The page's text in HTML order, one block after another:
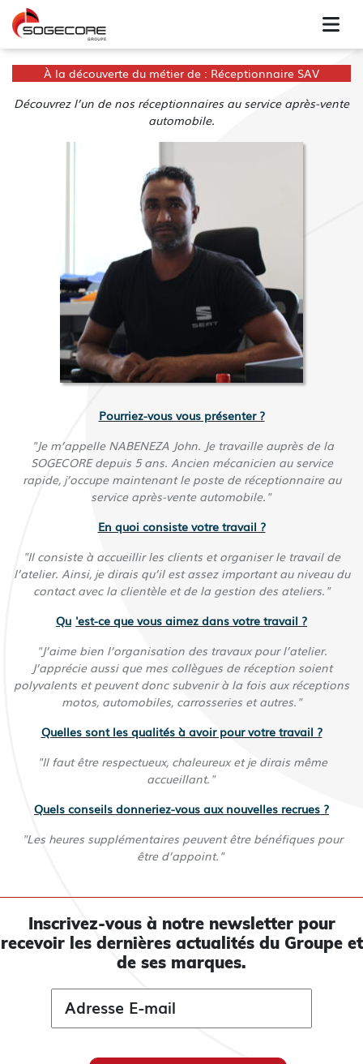
À la découverte du métier de : Réceptionnaire SAV
Découvrez l’un de nos réceptionnaires au service après-vente
automobile.
Pourriez-vous vous présenter ?
"Je m’appelle NABENEZA John. Je travaille auprès de la
SOGECORE depuis 5 ans. Ancien mécanicien au service
rapide, j’occupe maintenant le poste de réceptionnaire au
service après-vente automobile."
En quoi consiste votre travail ?
"Il consiste à accueillir les clients et organiser le travail de
l’atelier. Ainsi, je dirais qu’il est assez important au niveau du
contact avec la clientèle et de la gestion des ateliers."
Qu 'est-ce que vous aimez dans votre travail ?
"J’aime bien l’organisation des travaux pour l’atelier.
J’apprécie aussi que mes collègues de réception soient
polyvalents et peuvent donc subvenir à la fois aux réceptions
motos, automobiles, carrosseries et autres."
Quelles sont les qualités à avoir pour votre travail ?
"Il faut être respectueux, chaleureux et je dirais même
accueillant."
Quels conseils donneriez-vous aux nouvelles recrues ?
"Les heures supplémentaires peuvent être bénéfiques pour
être d’appoint."
Inscrivez-vous à notre newsletter pour
recevoir les dernières actualités du Groupe et
de ses marques.